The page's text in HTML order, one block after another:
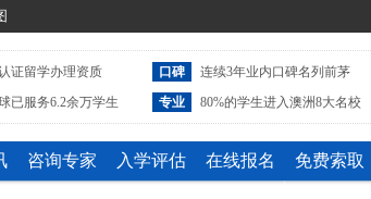
证留学办理资质 口碑
连续3年业内口碑名列前茅
已服务6.2余万学生 专业 80%的学生进入澳洲8大名校
咨询专家 入学评估 在线报名 免费索取